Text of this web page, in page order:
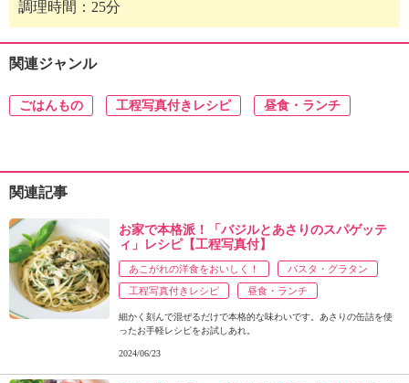
調理時間：25分
関連ジャンル
ごはんもの 工程写真付きレシピ 昼食・ランチ
関連記事
お家で本格派！「バジルとあさりのスパゲッテ
ィ」レシピ【工程写真付】
あこがれの洋食をおいしく！
パスタ・グラタン
工程写真付きレシピ
昼食・ランチ
細かく刻んで混ぜるだけで本格的な味わいです。あさりの缶詰を使
ったお手軽レシピをお試しあれ。
2024/06/23